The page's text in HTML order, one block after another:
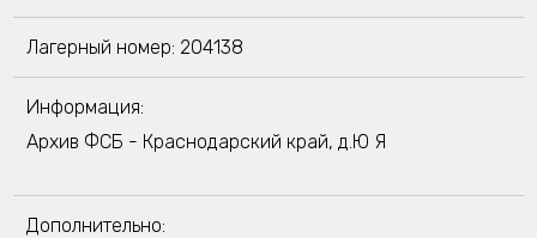
Лагерный номер: 204138
Информация:
Архив ФСБ - Краснодарский край, д.Ю Я
Дополнительно: